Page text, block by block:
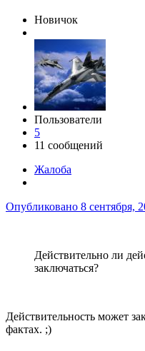
Новичок
Пользователи
5
11 сообщений
Жалоба
Опубликовано 8 сентября,
Действительно ли
заключаться?
Действительность может
фактах. ;)